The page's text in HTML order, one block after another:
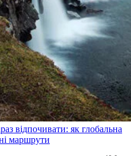
відпочивати: як глобальна
маршрути